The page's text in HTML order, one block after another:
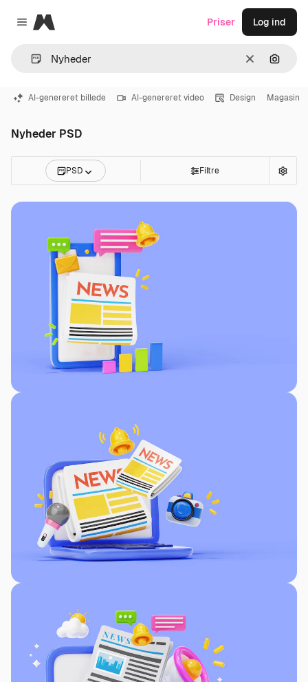
Close menu
Magnific
Klar Søg
Priser Log ind
AI-genereret billede AI-genereret video Design Magasin
Nyheder PSD
PSD Filtre